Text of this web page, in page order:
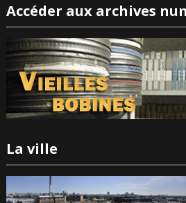
Accéder aux archives
La ville